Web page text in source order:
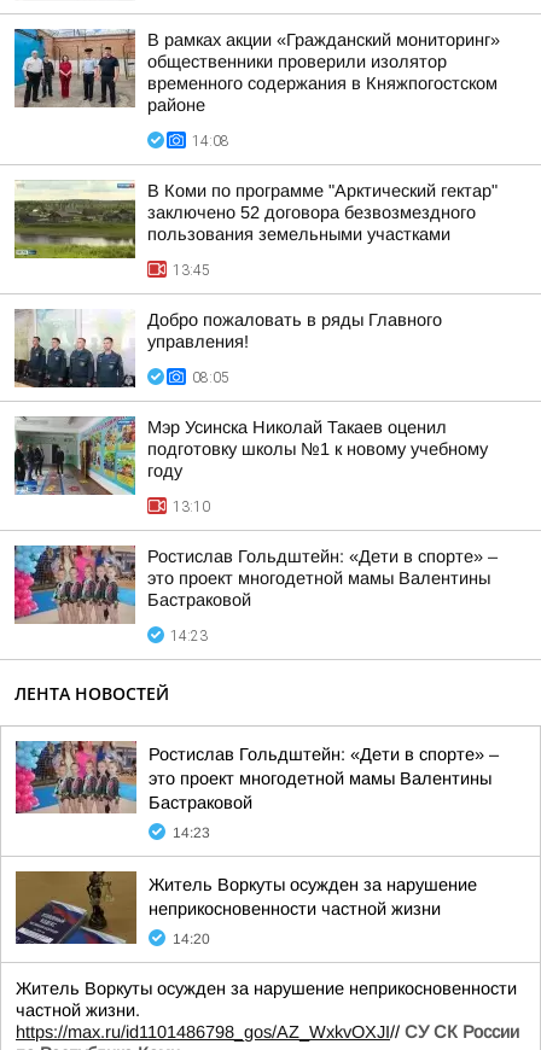
В рамках акции «Гражданский мониторинг»
общественники проверили изолятор
временного содержания в Княжпогостском
районе
14:08
В Коми по программе "Арктический гектар"
заключено 52 договора безвозмездного
пользования земельными участками
13:45
Добро пожаловать в ряды Главного
управления!
08:05
Мэр Усинска Николай Такаев оценил
подготовку школы №1 к новому учебному
году
13:10
Ростислав Гольдштейн: «Дети в спорте» –
это проект многодетной мамы Валентины
Бастраковой
14:23
ЛЕНТА НОВОСТЕЙ
Ростислав Гольдштейн: «Дети в спорте» –
это проект многодетной мамы Валентины
Бастраковой
14:23
Житель Воркуты осужден за нарушение
неприкосновенности частной жизни
14:20
Житель Воркуты осужден за нарушение неприкосновенности
частной жизни.
https://max.ru/id1101486798_gos/AZ_WxkvOXJI// СУ СК России